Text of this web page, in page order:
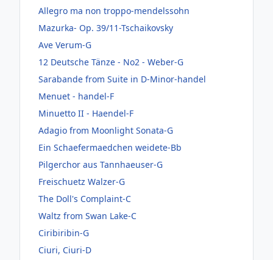
Allegro ma non troppo-mendelssohn
Mazurka- Op. 39/11-Tschaikovsky
Ave Verum-G
12 Deutsche Tänze - No2 - Weber-G
Sarabande from Suite in D-Minor-handel
Menuet - handel-F
Minuetto II - Haendel-F
Adagio from Moonlight Sonata-G
Ein Schaefermaedchen weidete-Bb
Pilgerchor aus Tannhaeuser-G
Freischuetz Walzer-G
The Doll's Complaint-C
Waltz from Swan Lake-C
Ciribiribin-G
Ciuri, Ciuri-D